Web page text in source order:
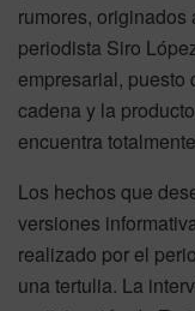
rumores,
periodista Siro
empresarial, puesto
cadena y la
encuentra
Los hechos que
versiones
realizado por el
una tertulia. La